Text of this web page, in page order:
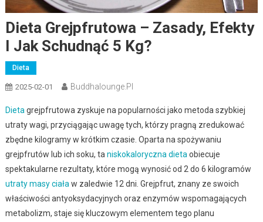
Dieta Grejpfrutowa – Zasady, Efekty
I Jak Schudnąć 5 Kg?
Dieta
2025-02-01 Buddhalounge.pl
Dieta grejpfrutowa zyskuje na popularności jako metoda szybkiej
utraty wagi, przyciągając uwagę tych, którzy pragną zredukować
zbędne kilogramy w krótkim czasie. Oparta na spożywaniu
grejpfrutów lub ich soku, ta niskokaloryczna dieta obiecuje
spektakularne rezultaty, które mogą wynosić od 2 do 6 kilogramów
utraty masy ciała w zaledwie 12 dni. Grejpfrut, znany ze swoich
właściwości antyoksydacyjnych oraz enzymów wspomagających
metabolizm, staje się kluczowym elementem tego planu